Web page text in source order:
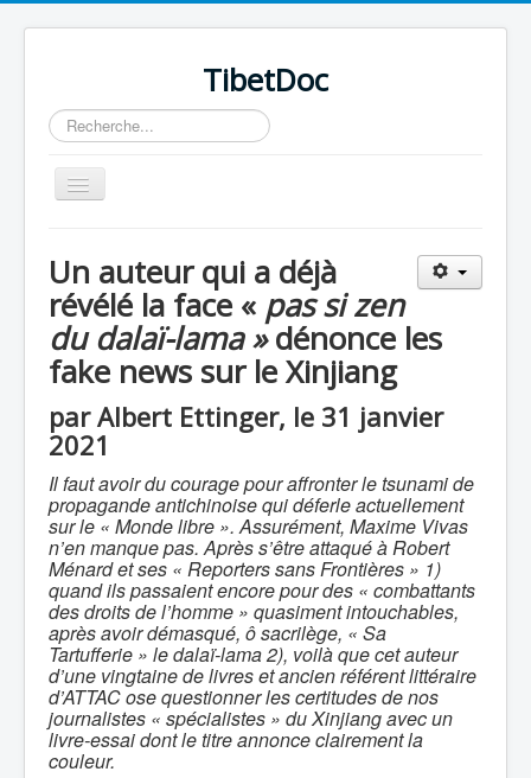
TibetDoc
Rechercher
Basculer
la
Un auteur qui a déjà
révélé la face « pas si zen
du dalaï-lama »dénonce les
fake news sur le Xinjiang
par Albert Ettinger, le 31 janvier
2021
Il faut avoir du courage pour affronter le tsunami de
propagande antichinoise qui déferle actuellement
sur le « Monde libre ». Assurément, Maxime Vivas
n’en manque pas. Après s’être attaqué à Robert
Ménard et ses « Reporters sans Frontières » 1)
quand ils passaient encore pour des « combattants
des droits de l’homme » quasiment intouchables,
après avoir démasqué, ô sacrilège, « Sa
Tartufferie » le dalaï-lama 2), voilà que cet auteur
d’une vingtaine de livres et ancien référent littéraire
d’ATTAC ose questionner les certitudes de nos
journalistes « spécialistes » du Xinjiang avec un
livre-essai dont le titre annonce clairement la
couleur.